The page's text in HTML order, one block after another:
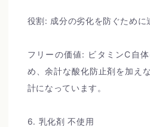
役割: 成分の劣化を防ぐために
フリーの価値: ビタミンC自
め、余計な酸化防止剤を加え
計になっています。
6. 乳化剤 不使用